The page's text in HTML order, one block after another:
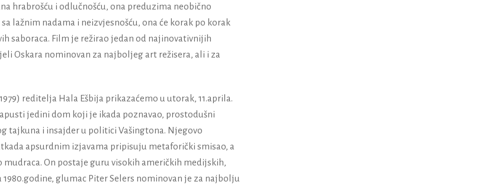
hrabrošću i odlučnošću, ona preduzima neobično
lažnim nadama i neizvjesnošću, ona će korak po korak
saboraca. Film je režirao jedan od najinovativnijih
Oskara nominovan za najboljeg art režisera, ali i za
reditelja Hala Ešbija prikazaćemo u utorak, 11.aprila.
jedini dom koji je ikada poznavao, prostodušni
tajkuna i insajder u politici Vašingtona. Njegovo
apsurdnim izjavama pripisuju metaforički smisao, a
On postaje guru visokih američkih medijskih,
g lumac Piter Selers nominovan je za najbolju